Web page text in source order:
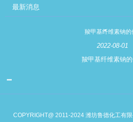
最新消息
羧甲基纤维素钠
2022-08-01
羧甲基纤维素钠
COPYRIGHT@ 2011-2024 潍坊鲁德化工有